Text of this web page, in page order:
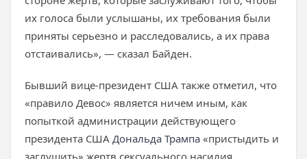
их голоса были услышаны, их требования были
приняты серьезно и расследовались, а их права
отстаивались», — сказал Байден.
Бывший вице-президент США также отметил, что
«правило Девос» является ничем иным, как
попыткой администрации действующего
президента США Дональда Трампа «пристыдить и
заглушить» жертв сексуального насилия.